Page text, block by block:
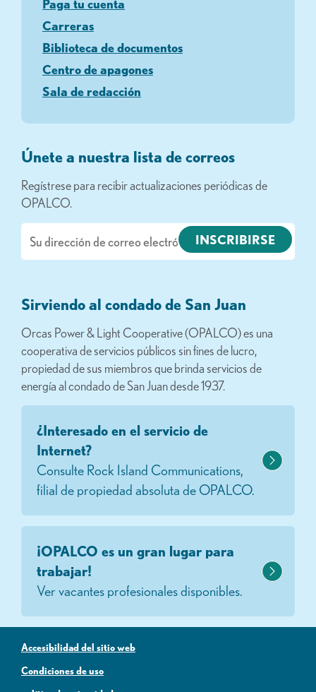
Paga tu cuenta
Carreras
Biblioteca de documentos
Centro de apagones
Sala de redacción
Únete a nuestra lista de correos
Regístrese para recibir actualizaciones periódicas de
OPALCO.
electrónico
Sirviendo al condado de San Juan
Orcas Power & Light Cooperative (OPALCO) es una
cooperativa de servicios públicos sin fines de lucro,
propiedad de sus miembros que brinda servicios de
energía al condado de San Juan desde 1937.
¿Interesado en el servicio de
Internet?
Consulte Rock Island Communications,
filial de propiedad absoluta de OPALCO.
¡OPALCO es un gran lugar para
trabajar!
Ver vacantes profesionales disponibles.
Accesibilidad del sitio web
Condiciones de uso